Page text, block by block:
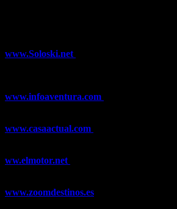
www.Soloski.net
www.infoaventura.com
www.casaactual.com
ww.elmotor.net
www.zoomdestinos.es